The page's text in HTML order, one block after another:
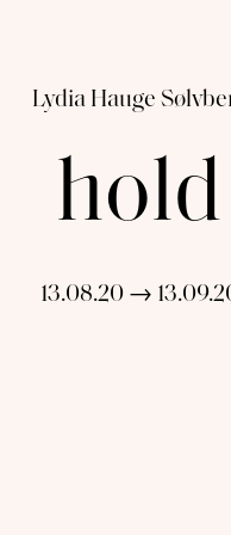
Lydia Hauge
hold
13.08.20 →